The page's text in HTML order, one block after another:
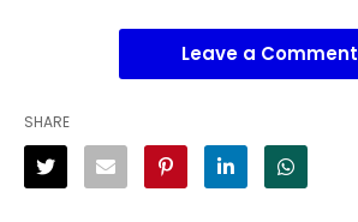
Leave a Comment
SHARE